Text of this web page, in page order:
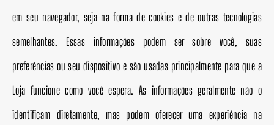
em seu navegador, seja na forma de cookies e de outras tecnologias
semelhantes. Essas informações podem ser sobre você, suas
preferências ou seu dispositivo e são usadas principalmente para que a
Loja funcione como você espera. As informações geralmente não o
identificam diretamente, mas podem oferecer uma experiência na